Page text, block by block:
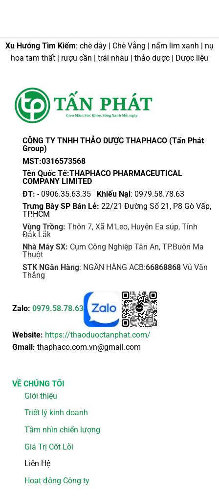
Xu Hướng Tìm Kiếm: chè dây | Chè Vằng | nấm lim xanh | nụ
hoa tam thất | rượu cần | trái nhàu | thảo dược | Dược liệu
CÔNG TY TNHH THẢO DƯỢC THAPHACO (Tấn Phát
Group)
MST:0316573568
Tên Quốc Tế:THAPHACO PHARMACEUTICAL
COMPANY LIMITED
ĐT: - 0906.35.63.35 Khiếu Nại: 0979.58.78.63
Trưng Bày SP Bán Lẻ: 22/21 Đường Số 21, P8 Gò Vấp,
TP.HCM
Vùng Trồng: Thôn 7, Xã M'Leo, Huyện Ea súp, Tỉnh
Đắk Lắk
Nhà Máy SX: Cụm Công Nghiệp Tân An, TP.Buôn Ma
Thuột
STK NGân Hàng: NGÂN HÀNG ACB:66868868Vũ Văn
Thắng
Zalo: 0979.58.78.63
Website: https://thaoduoctanphat.com/
Gmail: thaphaco.com.vn@gmail.com
VỀ CHÚNG TÔI
Giới thiệu
Triết lý kinh doanh
Tầm nhìn chiến lượng
Giá Trị Cốt Lõi
Liên Hệ
Hoạt động Công ty